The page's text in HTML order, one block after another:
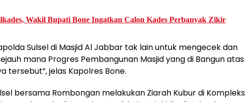
Wakil Bupati Bone Ingatkan Calon Kades Perbanyak Zikir
Sulsel di Masjid Al Jabbar tak lain untuk mengecek dan
mana Progres Pembangunan Masjid yang di Bangun atas
tersebut”, jelas Kapolres Bone.
bersama Rombongan melakukan Ziarah Kubur di Kompleks